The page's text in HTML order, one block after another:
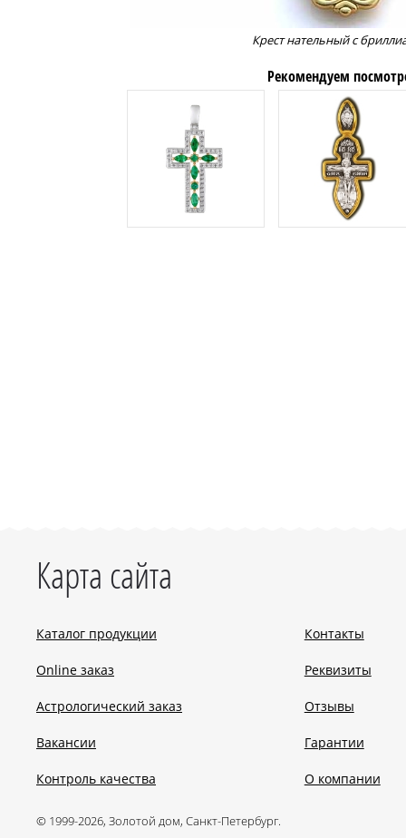
Крест нательный с
Рекомендуем
Карта сайта
Каталог продукции
Online заказ
Астрологический заказ
Вакансии
Контроль качества
Контакты
Реквизиты
Отзывы
Гарантии
О компании
© 1999-2026, Золотой дом, Санкт-Петербург.